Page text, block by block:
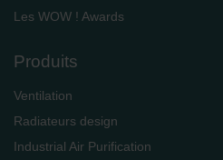
Les WOW ! Awards
Produits
Ventilation
Radiateurs design
Industrial Air Purification